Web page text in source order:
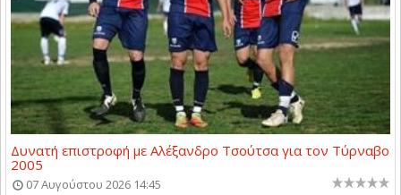
Δυνατή επιστροφή με Αλέξανδρο Τσούτσα για τον Τύρναβο
2005
07 Αυγούστου 2026 14:45